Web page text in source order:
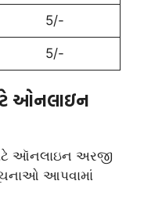
5/-
5/-
ઓનલાઇન
ઑનલાઇન અરજી
આપવામાં